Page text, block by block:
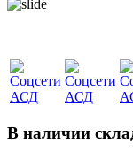
В наличии